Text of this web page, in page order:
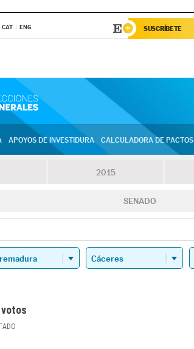
CAT ENG SUSCRÍBETE
APOYOS DE INVESTIDURA CALCULADORA DE PACTOS
2015
SENADO
votos